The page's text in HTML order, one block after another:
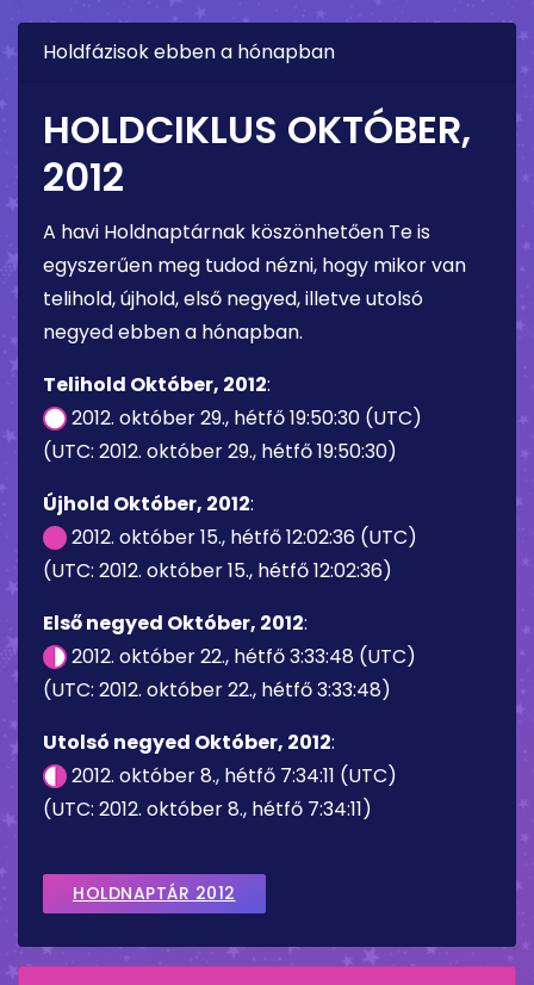
Holdfázisok ebben a hónapban
HOLDCIKLUS OKTÓBER,
2012
A havi Holdnaptárnak köszönhetően Te is
egyszerűen meg tudod nézni, hogy mikor van
telihold, újhold, első negyed, illetve utolsó
negyed ebben a hónapban.
Telihold Október, 2012:
2012. október 29., hétfő 19:50:30 (UTC)
(UTC: 2012. október 29., hétfő 19:50:30)
Újhold Október, 2012:
2012. október 15., hétfő 12:02:36 (UTC)
(UTC: 2012. október 15., hétfő 12:02:36)
Első negyed Október, 2012:
2012. október 22., hétfő 3:33:48 (UTC)
(UTC: 2012. október 22., hétfő 3:33:48)
Utolsó negyed Október, 2012:
2012. október 8., hétfő 7:34:11 (UTC)
(UTC: 2012. október 8., hétfő 7:34:11)
HOLDNAPTÁR 2012